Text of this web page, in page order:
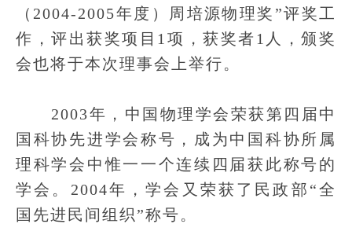
（2004-2005年度）周培源物理奖”评奖工
作，评出获奖项目1项，获奖者1人，颁奖
会也将于本次理事会上举行。
2003年，中国物理学会荣获第四届中
国科协先进学会称号，成为中国科协所属
理科学会中惟一一个连续四届获此称号的
学会。2004年，学会又荣获了民政部“全
国先进民间组织”称号。